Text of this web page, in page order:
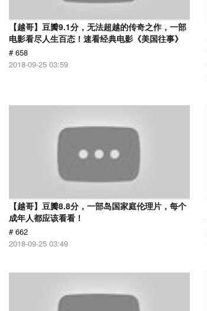
【越哥】豆瓣9.1分，无法超越的传奇之作，一部
电影看尽人生百态！速看经典电影《美国往事》
# 658
2018-09-25 03:59
【越哥】豆瓣8.8分，一部岛国家庭伦理片，每个
成年人都应该看看！
# 662
2018-09-25 03:49